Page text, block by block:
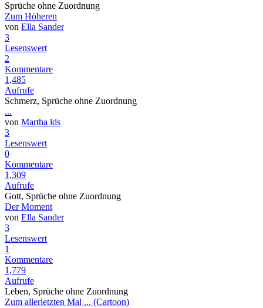
Sprüche ohne Zuordnung
Zum Höheren
von Ella Sander
3
Lesenswert
2
Kommentare
1,485
Aufrufe
Schmerz, Sprüche ohne Zuordnung
...
von Martha lds
3
Lesenswert
0
Kommentare
1,309
Aufrufe
Gott, Sprüche ohne Zuordnung
Der Moment
von Ella Sander
3
Lesenswert
1
Kommentare
1,779
Aufrufe
Leben, Sprüche ohne Zuordnung
Zum allerletzten Mal ... (Cartoon)